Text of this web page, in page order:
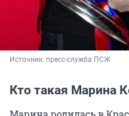
Источник: пресс-служба ПСЖ
Кто такая Марина